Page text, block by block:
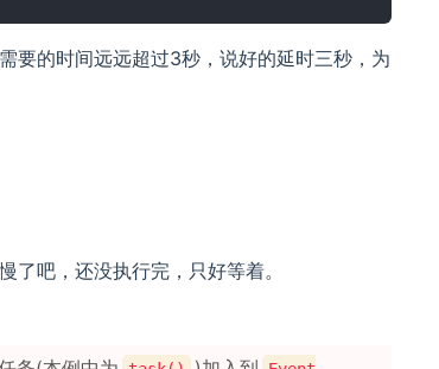
要的时间远远超过3秒，说好的延时三秒，为
了吧，还没执行完，只好等着。